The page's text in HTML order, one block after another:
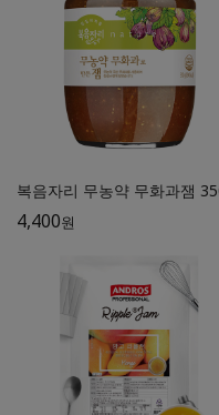
복음자리 무농약 무화과잼
4,400원